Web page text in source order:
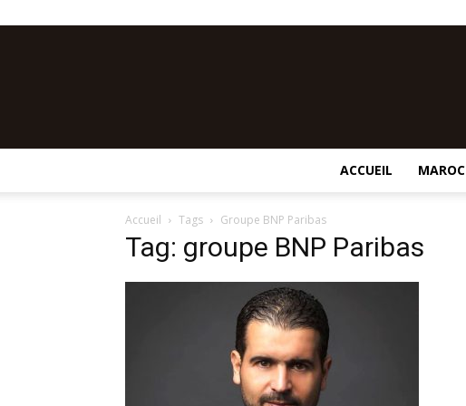
ACCUEIL MAROC
Accueil Tags Groupe BNP Paribas
Tag: groupe BNP Paribas